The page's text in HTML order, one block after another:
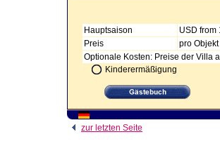
Hauptsaison
USD from
Preis
pro Objekt
Optionale Kosten: Preise der Villa
Kinderermäßigung
zur letzten Seite